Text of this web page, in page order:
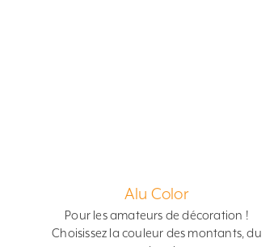
Alu Color
Pour les amateurs de décoration !
Choisissez la couleur des montants, du